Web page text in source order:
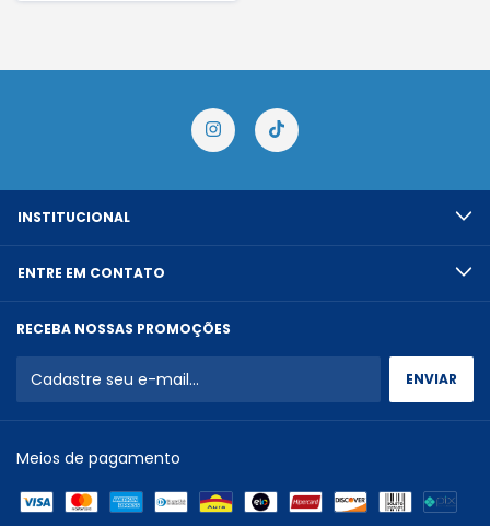
INSTITUCIONAL
ENTRE EM CONTATO
RECEBA NOSSAS PROMOÇÕES
Meios de pagamento